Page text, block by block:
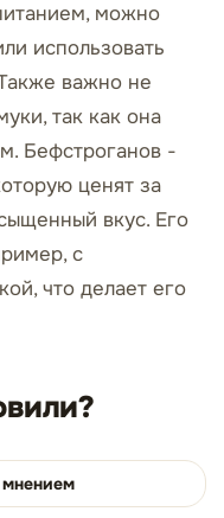
можно
использовать
важно не
так как она
Бефстроганов -
ценят за
вкус. Его
с
что делает его